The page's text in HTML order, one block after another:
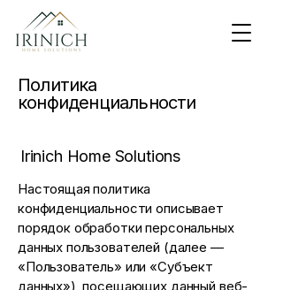
Политика
конфиденциальности
Irinich Home Solutions
Настоящая политика
конфиденциальности описывает
порядок обработки персональных
данных пользователей (далее —
«Пользователь» или «Субъект
данных»), посещающих данный веб-